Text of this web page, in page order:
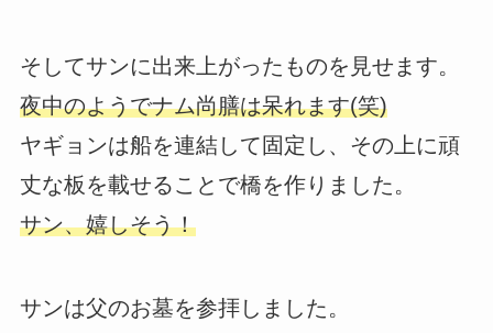
そしてサンに出来上がったものを見せます。
夜中のようでナム尚膳は呆れます(笑)
ヤギョンは船を連結して固定し、その上に頑
丈な板を載せることで橋を作りました。
サン、嬉しそう！
サンは父のお墓を参拝しました。